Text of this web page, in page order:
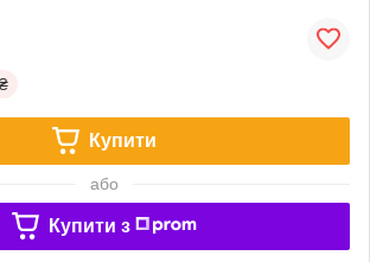
Купити
або
Купити з